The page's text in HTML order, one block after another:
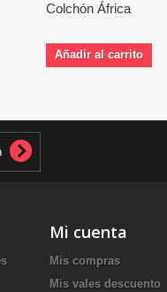
Colchón África
Añadir al carrito
Mi cuenta
Mis compras
Mis vales descuento